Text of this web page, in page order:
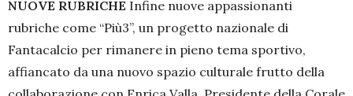
NUOVE RUBRICHE Infine nuove appassionanti
rubriche come “Più3”, un progetto nazionale di
Fantacalcio per rimanere in pieno tema sportivo,
affiancato da una nuovo spazio culturale frutto della